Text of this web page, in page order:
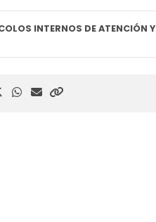
INTERNOS DE ATENCIÓN Y